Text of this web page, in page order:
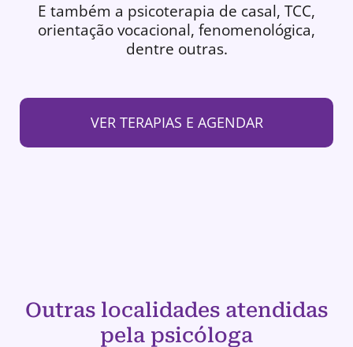
E também a psicoterapia de casal, TCC,
orientação vocacional, fenomenológica,
dentre outras.
VER TERAPIAS E AGENDAR
Outras localidades atendidas
pela psicóloga